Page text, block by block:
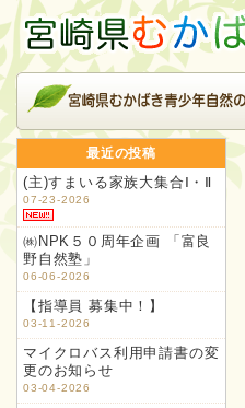
最近の投稿
(主)すまいる家族大集合Ⅰ・Ⅱ
07-23-2026
㈱NPK５０周年企画 「富良
野自然塾」
06-06-2026
【指導員 募集中！】
03-11-2026
マイクロバス利用申請書の変
更のお知らせ
03-04-2026